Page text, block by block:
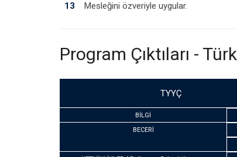
13 Mesleğini özveriyle uygular.
Program Çıktıları -
TYYÇ
BİLGİ
BECERİ